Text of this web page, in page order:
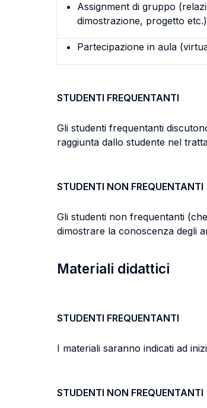
Assignment di gruppo
dimostrazione, progetto etc.)
Partecipazione in aula
STUDENTI FREQUENTANTI
Gli studenti frequentanti
raggiunta dallo studente nel
STUDENTI NON FREQUENTANTI
Gli studenti non frequentanti
dimostrare la conoscenza degli
Materiali didattici
STUDENTI FREQUENTANTI
I materiali saranno indicati ad
STUDENTI NON FREQUENTANTI